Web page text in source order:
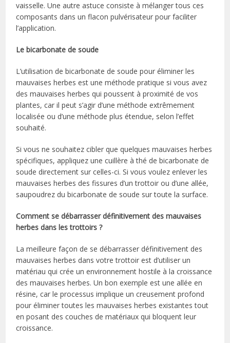
vaisselle. Une autre astuce consiste à mélanger tous ces
composants dans un flacon pulvérisateur pour faciliter
l’application.
Le bicarbonate de soude
L’utilisation de bicarbonate de soude pour éliminer les
mauvaises herbes est une méthode pratique si vous avez
des mauvaises herbes qui poussent à proximité de vos
plantes, car il peut s’agir d’une méthode extrêmement
localisée ou d’une méthode plus étendue, selon l’effet
souhaité.
Si vous ne souhaitez cibler que quelques mauvaises herbes
spécifiques, appliquez une cuillère à thé de bicarbonate de
soude directement sur celles-ci. Si vous voulez enlever les
mauvaises herbes des fissures d’un trottoir ou d’une allée,
saupoudrez du bicarbonate de soude sur toute la surface.
Comment se débarrasser définitivement des mauvaises
herbes dans les trottoirs ?
La meilleure façon de se débarrasser définitivement des
mauvaises herbes dans votre trottoir est d’utiliser un
matériau qui crée un environnement hostile à la croissance
des mauvaises herbes. Un bon exemple est une allée en
résine, car le processus implique un creusement profond
pour éliminer toutes les mauvaises herbes existantes tout
en posant des couches de matériaux qui bloquent leur
croissance.